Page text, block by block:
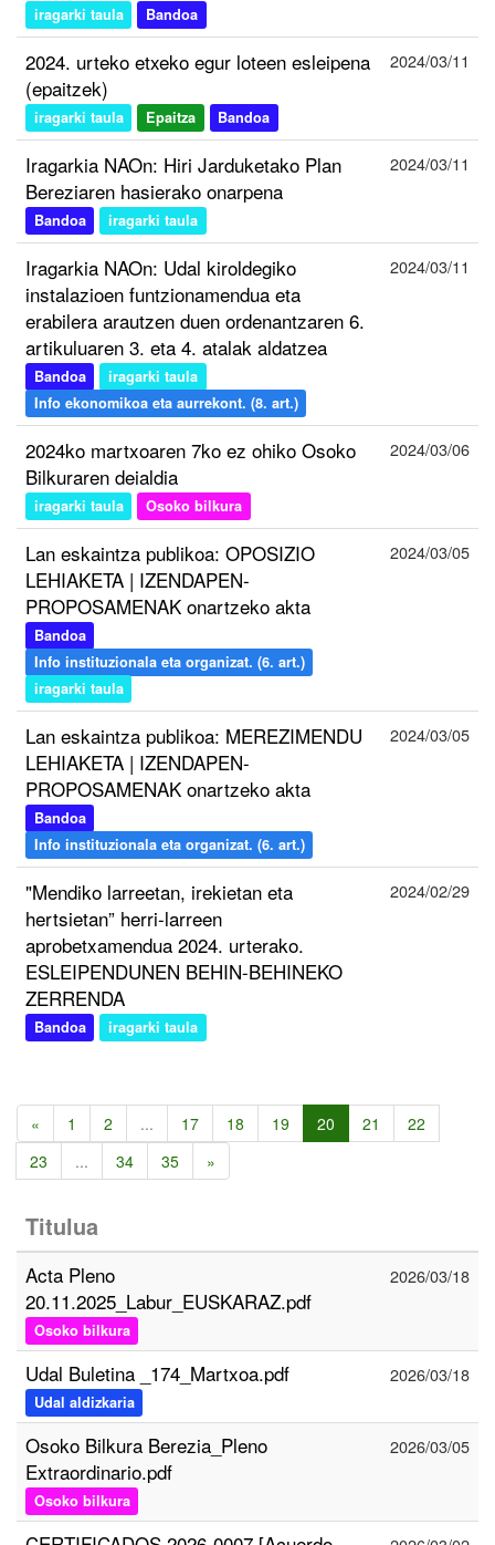
iragarki taula Bandoa
2024. urteko etxeko egur loteen esleipena
(epaitzek)
iragarki taula Epaitza Bandoa
2024/03/11
Iragarkia NAOn: Hiri Jarduketako Plan
Bereziaren hasierako onarpena
Bandoa iragarki taula
2024/03/11
Iragarkia NAOn: Udal kiroldegiko
instalazioen funtzionamendua eta
erabilera arautzen duen ordenantzaren 6.
artikuluaren 3. eta 4. atalak aldatzea
Bandoa
iragarki taula
Info ekonomikoa eta aurrekont. (8. art.)
2024/03/11
2024ko martxoaren 7ko ez ohiko Osoko
Bilkuraren deialdia
iragarki taula Osoko bilkura
2024/03/06
Lan eskaintza publikoa: OPOSIZIO
LEHIAKETA | IZENDAPEN-
PROPOSAMENAK onartzeko akta
Bandoa
Info instituzionala eta organizat. (6. art.)
iragarki taula
2024/03/05
Lan eskaintza publikoa: MEREZIMENDU
LEHIAKETA | IZENDAPEN-
PROPOSAMENAK onartzeko akta
Bandoa
Info instituzionala eta organizat. (6. art.)
2024/03/05
"Mendiko larreetan, irekietan eta
hertsietan” herri-larreen
aprobetxamendua 2024. urterako.
ESLEIPENDUNEN BEHIN-BEHINEKO
ZERRENDA
Bandoa iragarki taula
2024/02/29
« 1 2 ... 17 18 19 20 21
22
23
... 34 35 »
Titulua
Acta Pleno
20.11.2025_Labur_EUSKARAZ.pdf
Osoko bilkura
2026/03/18
Udal Buletina _174_Martxoa.pdf
Udal aldizkaria
2026/03/18
Osoko Bilkura Berezia_Pleno
Extraordinario.pdf
Osoko bilkura
2026/03/05